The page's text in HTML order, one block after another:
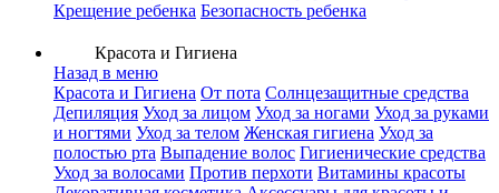
Крещение ребенка Безопасность ребенка
Красота и Гигиена
Назад в меню
Красота и Гигиена От пота Солнцезащитные средства
Депиляция Уход за лицом Уход за ногами Уход за руками
и ногтями Уход за телом Женская гигиена Уход за
полостью рта Выпадение волос Гигиенические средства
Уход за волосами Против перхоти Витамины красоты